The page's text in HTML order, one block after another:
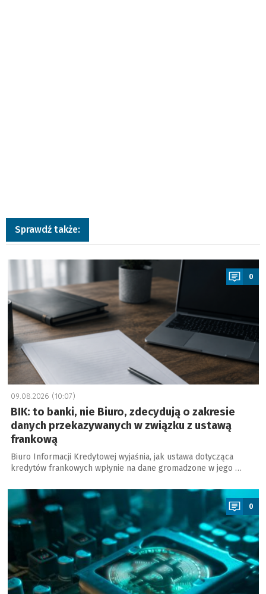
Sprawdź także:
a
0
09.08.2026 (10:07)
BIK: to banki, nie Biuro, zdecydują o zakresie
danych przekazywanych w związku z ustawą
frankową
Biuro Informacji Kredytowej wyjaśnia, jak ustawa dotycząca
kredytów frankowych wpłynie na dane gromadzone w jego …
a
0